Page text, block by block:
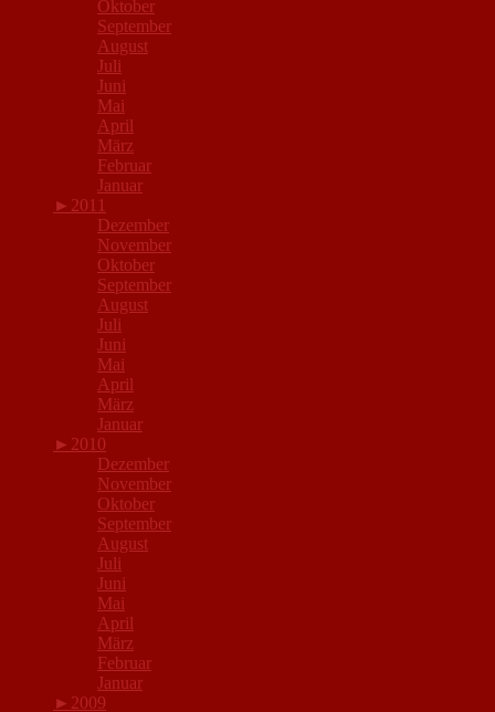
Oktober
September
August
Juli
Juni
Mai
April
März
Februar
Januar
► 2011
Dezember
November
Oktober
September
August
Juli
Juni
Mai
April
März
Januar
► 2010
Dezember
November
Oktober
September
August
Juli
Juni
Mai
April
März
Februar
Januar
► 2009